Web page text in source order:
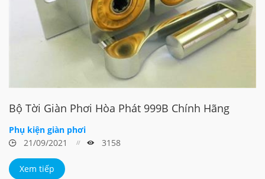
Bộ Tời Giàn Phơi Hòa Phát 999B Chính Hãng
Phụ kiện giàn phơi
21/09/2021
3158
Xem tiếp